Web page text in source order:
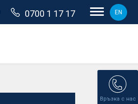
0700 1 17 17 EN
Връзка с нас